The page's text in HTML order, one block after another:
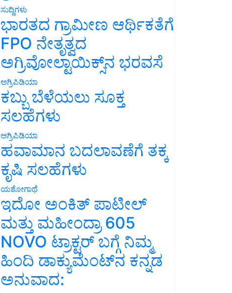
ಸುದ್ದಿಗಳು
ಭಾರತದ ಗ್ರಾಮೀಣ ಆರ್ಥಿಕತೆಗೆ
FPO ನೇತೃತ್ವದ
ಅಗ್ರಿವೋಲ್ಟಾಯಿಕ್ಸ್‌ನ ಭರವಸೆ
ಅಗ್ರಿಪಿಡಿಯಾ
ಕಬ್ಬು ಬೆಳೆಯಲು ಸೂಕ್ತ
ಸಲಹೆಗಳು
ಅಗ್ರಿಪಿಡಿಯಾ
ಹವಾಮಾನ ಬದಲಾವಣೆಗೆ ತಕ್ಕ
ಕೃಷಿ ಸಲಹೆಗಳು
ಯಶೋಗಾಥೆ
ಇದೋ ಅಂಕಿತ್ ಪಾಟೀಲ್
ಮತ್ತು ಮಹೀಂದ್ರಾ 605
NOVO ಟ್ರಾಕ್ಟರ್ ಬಗ್ಗೆ ನಿಮ್ಮ
ಹಿಂದಿ ಡಾಕ್ಯುಮೆಂಟ್‌ನ ಕನ್ನಡ
ಅನುವಾದ: